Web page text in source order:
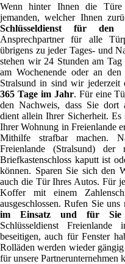
Wenn hinter Ihnen die
jemanden, welcher Ihnen
Schlüsseldienst für den
Ansprechpartner für alle
übrigens zu jeder Tages- und
stehen wir 24 Stunden am
am Wochenende oder an den
Stralsund in sind wir jederzeit
365 Tage im Jahr. Für eine
den Nachweis, dass Sie dort
dient allein Ihrer Sicherheit.
Ihrer Wohnung in Freienlande
Mithilfe strafbar machen.
Freienlande (Stralsund) der
Briefkastenschloss kaputt ist
können. Sparen Sie sich den
auch die Tür Ihres Autos. Für
Koffer mit einem
ausgeschlossen. Rufen Sie
im Einsatz und für Sie
Schlüsseldienst
beseitigen, auch für Fenster
Rolläden werden wieder
für unsere Partnerunternehmen